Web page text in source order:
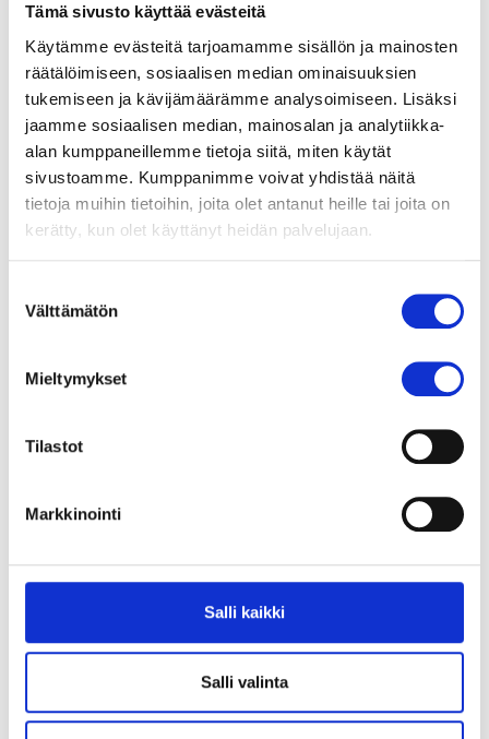
Tämä sivusto käyttää evästeitä
Käytämme evästeitä tarjoamamme sisällön ja mainosten
räätälöimiseen, sosiaalisen median ominaisuuksien
tukemiseen ja kävijämäärämme analysoimiseen. Lisäksi
jaamme sosiaalisen median, mainosalan ja analytiikka-
alan kumppaneillemme tietoja siitä, miten käytät
sivustoamme. Kumppanimme voivat yhdistää näitä
tietoja muihin tietoihin, joita olet antanut heille tai joita on
kerätty, kun olet käyttänyt heidän palvelujaan.
valinta
Välttämätön
Mieltymykset
Tilastot
Markkinointi
Salli kaikki
Salli valinta
Chandani ja muut oppilaskunnan jäsenet ovat
puuttuneet kuukautisiin liittyvään syrjintään ja
huomanneet vaikutuksen koulussaan.
”Kuukautiset ovat vaiettu aihe Nepalissa. Kun
meillä ei vielä ollut lepohuonetta tai tyttöjen
vessaa, tytöt yleensä lähtivät koulusta kotiin heti,
kun kuukautiset alkoivat.”
käynnissä toukokuuhun 2020 asti.
järjestää Taksvärkkipäivän milloin tahansa
yhdenvertaisuudesta ja nuorten vaikuttamisesta
toiminnallisia työpajoja sekä
ruotsinkielisinä.
Mielen vapaus -kampanjan suojelija on entinen
Taksvärkkitoimikunnan puheenjohtaja ja
Taksvärkki ry:n kunniajäsen presidentti Tarja